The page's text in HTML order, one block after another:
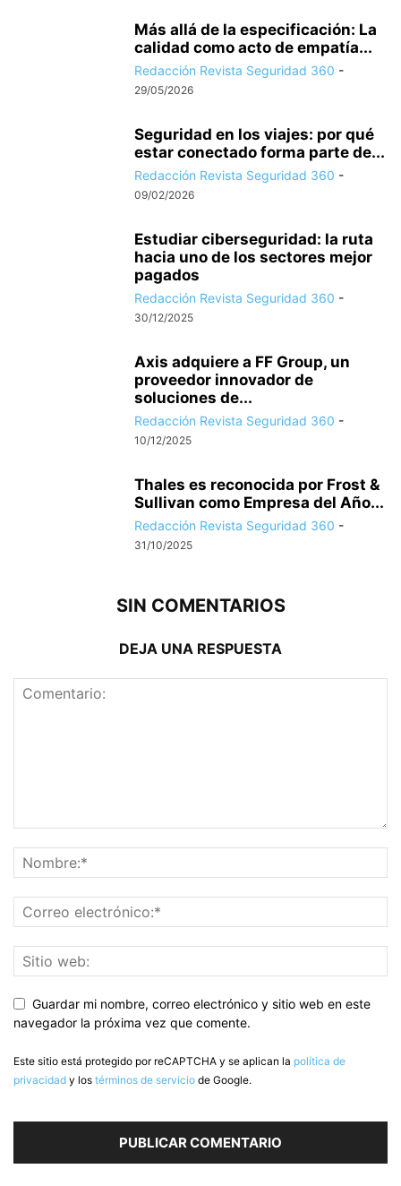
Más allá de la especificación: La
calidad como acto de empatía...
Redacción Revista Seguridad 360 -
29/05/2026
Seguridad en los viajes: por qué
estar conectado forma parte de...
Redacción Revista Seguridad 360 -
09/02/2026
Estudiar ciberseguridad: la ruta
hacia uno de los sectores mejor
pagados
Redacción Revista Seguridad 360 -
30/12/2025
Axis adquiere a FF Group, un
proveedor innovador de
soluciones de...
Redacción Revista Seguridad 360 -
10/12/2025
Thales es reconocida por Frost &
Sullivan como Empresa del Año...
Redacción Revista Seguridad 360 -
31/10/2025
SIN COMENTARIOS
DEJA UNA RESPUESTA
Guardar mi nombre, correo electrónico y sitio web en este
navegador la próxima vez que comente.
Este sitio está protegido por reCAPTCHA y se aplican la política de
privacidad y los términos de servicio de Google.